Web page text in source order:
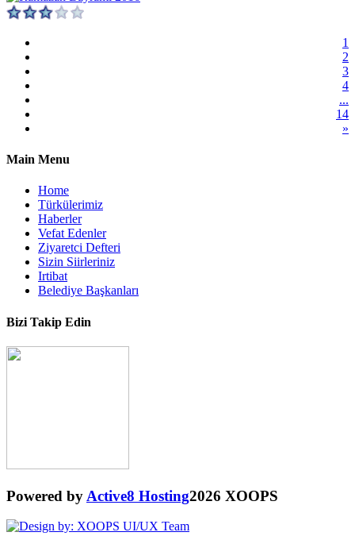
1
2
3
4
...
14
»
Main Menu
Home
Türkülerimiz
Haberler
Vefat Edenler
Ziyaretci Defteri
Sizin Siirleriniz
Irtibat
Belediye Başkanları
Bizi Takip Edin
Powered by Active8 Hosting2026 XOOPS